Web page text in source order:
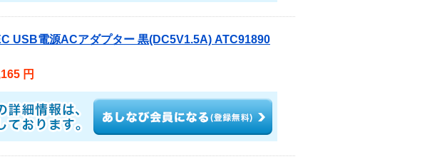
USB電源ACアダプター 黒(DC5V1.5A) ATC91890
円